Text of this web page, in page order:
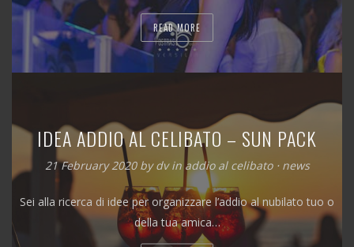
READ MORE
IDEA ADDIO AL CELIBATO – SUN PACK
21 February 2020 bydvin addio al celibato⋅ news
Sei alla ricerca di idee per organizzare l’addio al nubilato tuo o
della tua amica…